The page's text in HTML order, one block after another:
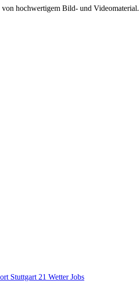
hochwertigem Bild- und Videomaterial.
Stuttgart 21 WetterJobs